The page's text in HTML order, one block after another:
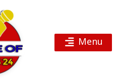
Menu